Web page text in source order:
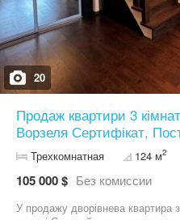
20
Продаж квартири 3
Ворзеля Сертифікат,
Трехкомнатная 124 м2
105 000 $ Без комиссии
У продажу дворівнева